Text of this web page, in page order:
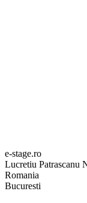
e-stage.ro
Lucretiu Patrascanu
Romania
Bucuresti